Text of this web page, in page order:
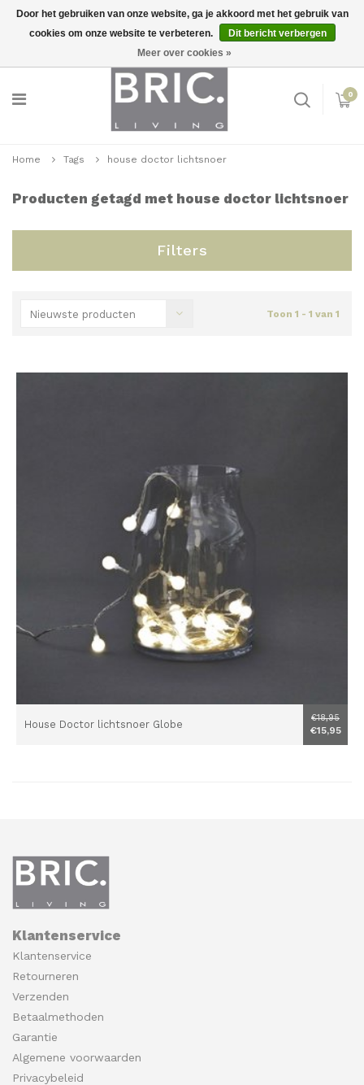
Inloggen
0
Home Tags house doctor lichtsnoer
Producten getagd met house doctor lichtsnoer
Filters
Nieuwste producten Toon 1 - 1 van 1
House Doctor lichtsnoer Globe
€18,95
€15,95
Klantenservice
Klantenservice
Retourneren
Verzenden
Betaalmethoden
Garantie
Algemene voorwaarden
Privacybeleid
Door het gebruiken van onze website, ga je akkoord met het gebruik van
cookies om onze website te verbeteren.
Dit bericht verbergen
Meer over cookies »